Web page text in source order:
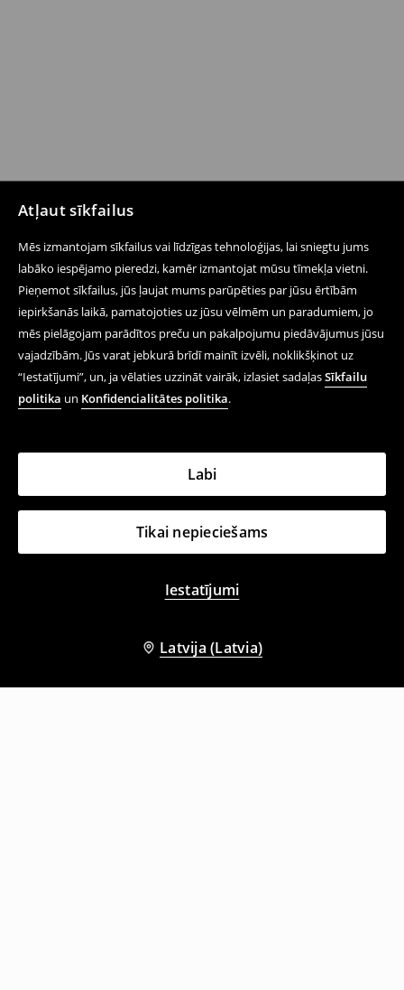
Atļaut sīkfailus
Mēs izmantojam sīkfailus vai līdzīgas tehnoloģijas, lai sniegtu jums
labāko iespējamo pieredzi, kamēr izmantojat mūsu tīmekļa vietni.
Pieņemot sīkfailus, jūs ļaujat mums parūpēties par jūsu ērtībām
iepirkšanās laikā, pamatojoties uz jūsu vēlmēm un paradumiem, jo
mēs pielāgojam parādītos preču un pakalpojumu piedāvājumus jūsu
vajadzībām. Jūs varat jebkurā brīdī mainīt izvēli, noklikšķinot uz
“Iestatījumi”, un, ja vēlaties uzzināt vairāk, izlasiet sadaļasSīkfailu
politika un Konfidencialitātes politika.
Tikai nepieciešams
Iestatījumi
Labi
Latvija (Latvia)